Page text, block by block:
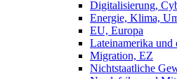
Digitalisierung,
Energie, Klima,
EU, Europa
Lateinamerika
Migration, EZ
Nichtstaatliche